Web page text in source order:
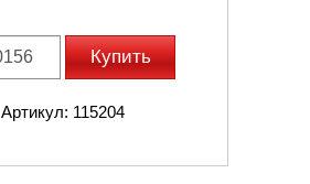
Купить
Артикул: 115204